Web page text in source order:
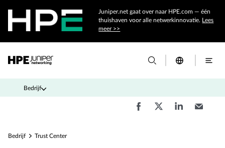
Juniper.net gaat over naar HPE.com — één
thuishaven voor alle netwerkinnovatie. Lees
meer >>
Bedrijf
Bedrijf Trust Center